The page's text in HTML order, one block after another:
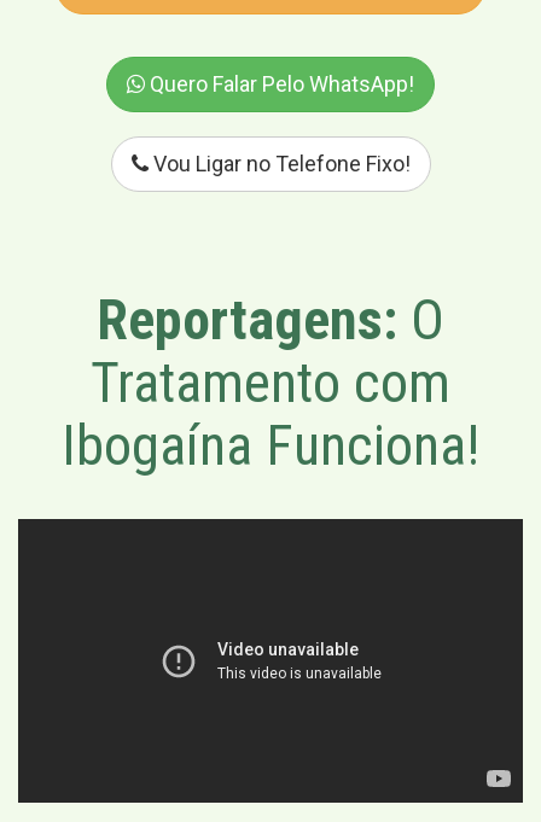
Quero Falar Pelo WhatsApp!
Vou Ligar no Telefone Fixo!
Reportagens: O
Tratamento com
Ibogaína Funciona!